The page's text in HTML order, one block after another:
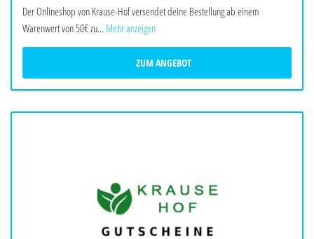
Der Onlineshop von Krause-Hof versendet deine Bestellung ab einem
Warenwert von 50€ zu... Mehr anzeigen
ZUM ANGEBOT